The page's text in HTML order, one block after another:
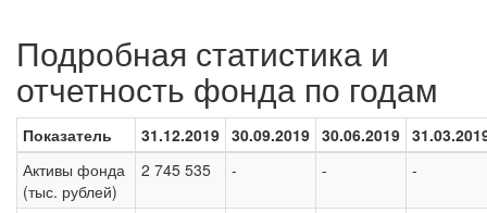
Подробная статистика и
отчетность фонда по годам
Показатель 31.12.2019 30.09.2019 30.06.2019
Активы фонда
(тыс. рублей)
2 745 535 - - -